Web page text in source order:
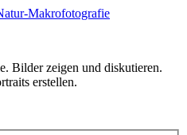
Bilder zeigen und diskutieren.
erstellen.